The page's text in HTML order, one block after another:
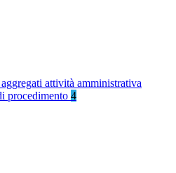
attività amministrativa
procedimento 4